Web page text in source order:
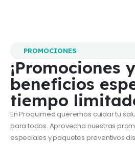
PROMOCIONES
¡Promociones y
beneficios
tiempo
En Proquimed queremos cuidar tu
para todos. Aprovecha nuestras
especiales y paquetes preventivos